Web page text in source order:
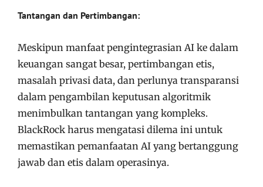
Tantangan dan Pertimbangan:
Meskipun manfaat pengintegrasian AI ke dalam
keuangan sangat besar, pertimbangan etis,
masalah privasi data, dan perlunya transparansi
dalam pengambilan keputusan algoritmik
menimbulkan tantangan yang kompleks.
BlackRock harus mengatasi dilema ini untuk
memastikan pemanfaatan AI yang bertanggung
jawab dan etis dalam operasinya.